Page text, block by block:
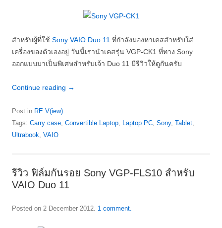
สำหรับผู้ที่ใช้ Sony VAIO Duo 11 ที่กำลังมองหาเคสสำหรับใส่
เครื่องของตัวเองอยู่ วันนี้เรานำเคสรุ่น VGP-CK1 ที่ทาง Sony
ออกแบบมาเป็นพิเศษสำหรับเจ้า Duo 11 มีรีวิวให้ดูกันครับ
Continue reading →
Post in RE.V(iew)
Tags: Carry case, Convertible Laptop, Laptop PC, Sony, Tablet,
Ultrabook, VAIO
รีวิว ฟิล์มกันรอย Sony VGP-FLS10 สำหรับ
VAIO Duo 11
Posted on 2 December 2012. 1 comment.